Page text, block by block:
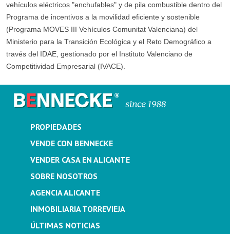
vehículos eléctricos "enchufables" y de pila combustible dentro del
Programa de incentivos a la movilidad eficiente y sostenible
(Programa MOVES III Vehículos Comunitat Valenciana) del
Ministerio para la Transición Ecológica y el Reto Demográfico a
través del IDAE, gestionado por el Instituto Valenciano de
Competitividad Empresarial (IVACE).
PROPIEDADES
VENDE CON BENNECKE
VENDER CASA EN ALICANTE
SOBRE NOSOTROS
AGENCIA ALICANTE
INMOBILIARIA TORREVIEJA
ÚLTIMAS NOTICIAS